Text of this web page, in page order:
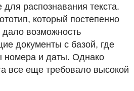
распознавания текста.
который постепенно
возможность
документы с базой, где
номера и даты. Однако
все еще требовало высокой